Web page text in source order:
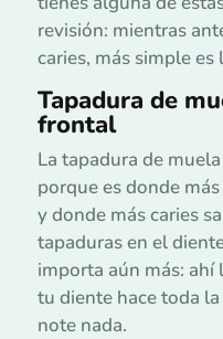
revisión: mientras
caries, más simple es
Tapadura de
frontal
La tapadura de
porque es donde
y donde más caries
tapaduras en el
importa aún más: ahí
tu diente hace toda
note nada.